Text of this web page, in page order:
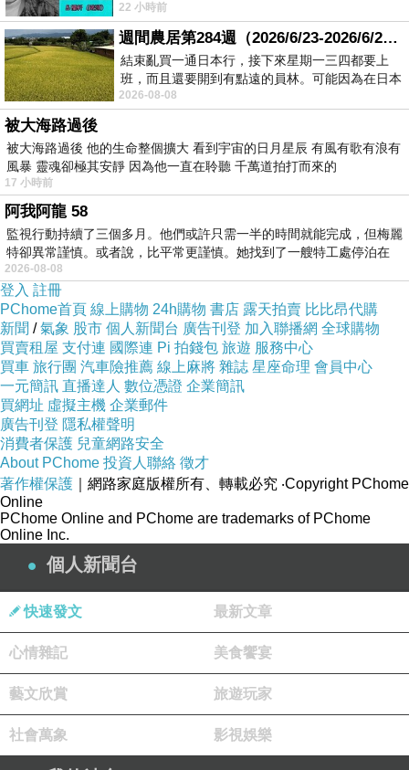
⋯⋯
。
盛唐太陰占卜師
...
罵她施政滿意度輸給陳其邁，甚至還說盧
22 小時前
週間農居第284週（2026/6/23-2026/6/24) 夏至 金黃稻浪洋溢豐收喜悅
結束亂買一通日本行，接下來星期一三四都要上
班，而且還要開到有點遠的員林。可能因為在日本
花不少錢，星期一出門上班時，心裡沒有一
2026-08-08
被大海路過後
被大海路過後 他的生命整個擴大 看到宇宙的日月星辰 有風有歌有浪有
風暴 靈魂卻極其安靜 因為他一直在聆聽 千萬道拍打而來的
17 小時前
阿我阿龍 58
監視行動持續了三個多月。他們或許只需一半的時間就能完成，但梅麗
特卻異常謹慎。或者說，比平常更謹慎。她找到了一艘特工處停泊在
2026-08-08
登入 註冊
PChome首頁 線上購物 24h購物 書店 露天拍賣 比比昂代購
新聞 /氣象 股市 個人新聞台 廣告刊登 加入聯播網 全球購物
買賣租屋 支付連 國際連 Pi 拍錢包 旅遊 服務中心
買車 旅行團 汽車險推薦 線上麻將 雜誌 星座命理 會員中心
一元簡訊 直播達人 數位憑證 企業簡訊
買網址 虛擬主機 企業郵件
廣告刊登 隱私權聲明
消費者保護 兒童網路安全
About PChome 投資人聯絡 徵才
著作權保護 ｜網路家庭版權所有、轉載必究 ‧Copyright PChome
Online
PChome Online and PChome are trademarks of PChome
Online Inc.
個人新聞台
快速發文 最新文章
心情雜記 美食饗宴
藝文欣賞 旅遊玩家
社會萬象 影視娛樂